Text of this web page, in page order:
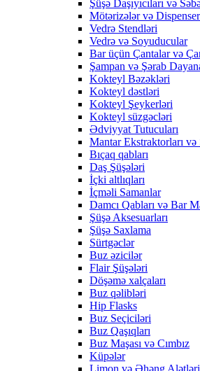
Şüşə Daşıyıcıları və
Mötərizələr və
Vedrə Stendləri
Vedrə və Soyuducular
Bar üçün Çantalar və
Şampan və Şərab
Kokteyl Bəzəkləri
Kokteyl dəstləri
Kokteyl Şeykerləri
Kokteyl süzgəcləri
Ədviyyat Tutucuları
Mantar Ekstraktorları və
Bıçaq qabları
Daş Şüşələri
İçki altlıqları
İçməli Samanlar
Damcı Qabları və Bar
Şüşə Aksesuarları
Şüşə Saxlama
Sürtgəclər
Buz əzicilər
Flair Şüşələri
Döşəmə xalçaları
Buz qəlibləri
Hip Flasks
Buz Seçiciləri
Buz Qaşıqları
Buz Maşası və Cımbız
Küpələr
Limon və Əhəng Alətləri